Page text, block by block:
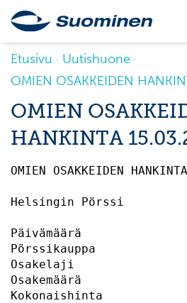
Etusivu
Uutishuone
OMIEN OSAKKEIDEN
OMIEN
HANKINTA
OMIEN
Päivämäärä
Osakelaji
Osakemäärä
Kokonaishinta